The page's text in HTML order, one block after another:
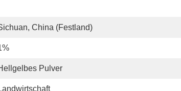
China (Festland)
Pulver